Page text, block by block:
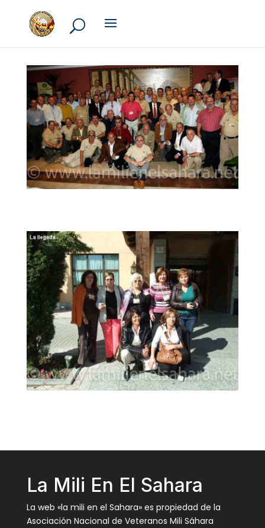
La Mili En El Sahara
La web «la mili en el Sahara» es propiedad de la
Asociación Nacional de Veteranos Mili Sáhara